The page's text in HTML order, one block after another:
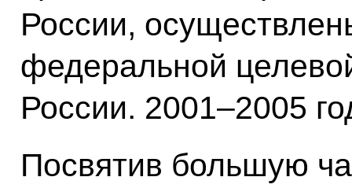
России,
федеральной
России. 2001–2005
Посвятив большую